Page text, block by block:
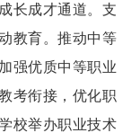
长成才通道。支
教育。推动中等
强优质中等职业
考衔接，优化职
校举办职业技术